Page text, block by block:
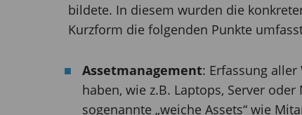
bildete. In diesem wurden die
Kurzform die folgenden Punkte
Assetmanagement: Erfassung
haben, wie z.B. Laptops, Server
sogenannte „weiche Assets“ wie